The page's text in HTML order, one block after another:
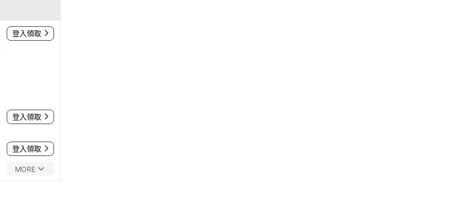
登入領取
登入領取
登入領取
MORE